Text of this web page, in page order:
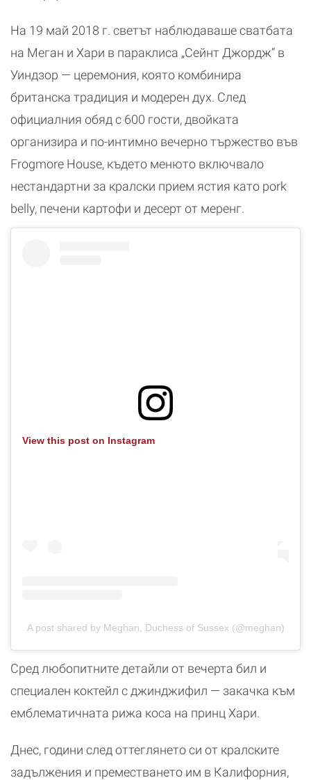
На 19 май 2018 г. светът наблюдаваше сватбата
на Меган и Хари в параклиса „Сейнт Джордж“ в
Уиндзор — церемония, която комбинира
британска традиция и модерен дух. След
официалния обяд с 600 гости, двойката
организира и по-интимно вечерно тържество във
Frogmore House, където менюто включвало
нестандартни за кралски прием ястия като pork
belly, печени картофи и десерт от меренг.
View this post on Instagram
A post shared by Meghan, Duchess of Sussex (@meghan)
Сред любопитните детайли от вечерта бил и
специален коктейл с джинджифил — закачка към
емблематичната рижа коса на принц Хари.
Днес, години след оттеглянето си от кралските
задължения и преместването им в Калифорния,